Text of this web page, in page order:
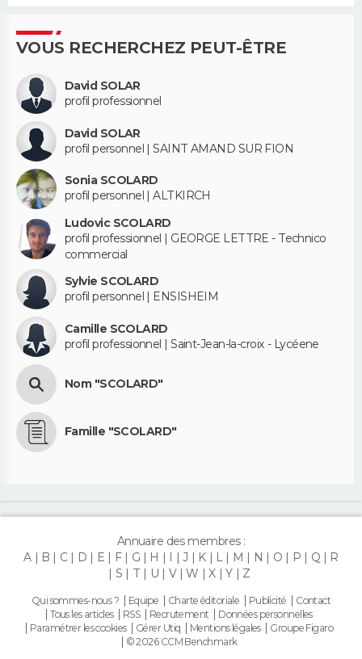
VOUS RECHERCHEZ PEUT-ÊTRE
David SOLAR
profil professionnel
David SOLAR
profil personnel | SAINT AMAND SUR FION
Sonia SCOLARD
profil personnel | ALTKIRCH
Ludovic SCOLARD
profil professionnel | GEORGE LETTRE - Technico
commercial
Sylvie SCOLARD
profil personnel | ENSISHEIM
Camille SCOLARD
profil professionnel | Saint-Jean-la-croix - Lycéene
Nom "SCOLARD"
Famille "SCOLARD"
Annuaire des membres :
A
B C D E F G H I J K L M N O P Q
R
S
T U V W X Y Z
Qui sommes-nous ? Equipe Charte éditoriale Publicité
Contact
Tous les articles
RSS Recrutement
Données personnelles
Paramétrer les cookies
Gérer Utiq Mentions légales
Groupe Figaro
© 2026 CCM Benchmark